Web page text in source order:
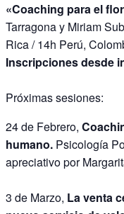
«Coaching para el
Tarragona y Miriam
Rica / 14h Perú,
Inscripciones desde
Próximas sesiones:
24 de Febrero,
humano. Psicología
apreciativo por
3 de Marzo, La venta